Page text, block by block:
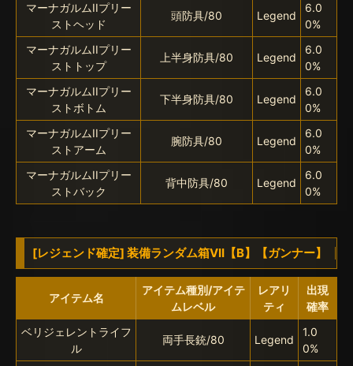
マーナガルムIIプリー
ストヘッド
頭防具/80 Legend
6.0
0%
マーナガルムIIプリー
ストトップ
上半身防具/80 Legend
6.0
0%
マーナガルムIIプリー
ストボトム
下半身防具/80 Legend
6.0
0%
マーナガルムIIプリー
ストアーム
腕防具/80 Legend
6.0
0%
マーナガルムIIプリー
ストバック
背中防具/80 Legend
6.0
0%
[レジェンド確定] 装備ランダム箱VII【B】【ガンナー】
アイテム名
アイテム種別/アイテ
ムレベル
レアリ
ティ
出現
確率
ベリジェレントライフ
ル
両手長銃/80 Legend
1.0
0%